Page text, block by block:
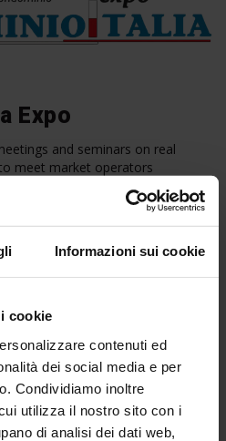
Informazioni sui cookie
cookie
contenuti ed
dei social media e per
Condividiamo inoltre
utilizza il nostro sito con i
di analisi dei dati web,
Expo
and seminars on real
meet market operators
profiles – engineers, architects,